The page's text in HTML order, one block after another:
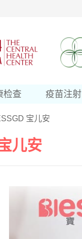
检查 疫苗注射
宝儿安
儿安